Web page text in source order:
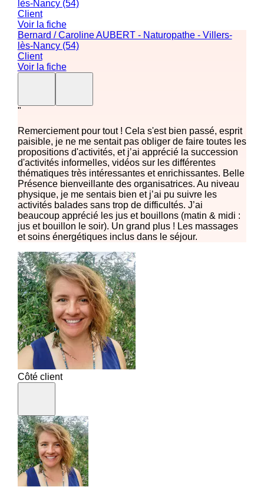
lès-Nancy (54)
Client
Voir la fiche
Bernard / Caroline AUBERT - Naturopathe - Villers-
lès-Nancy (54)
Client
Voir la fiche
"
Remerciement pour tout ! Cela s'est bien passé, esprit
paisible, je ne me sentait pas obliger de faire toutes les
propositions d'activités, et j’ai apprécié la succession
d'activités informelles, vidéos sur les différentes
thématiques très intéressantes et enrichissantes. Belle
Présence bienveillante des organisatrices. Au niveau
physique, je me sentais bien et j’ai pu suivre les
activités balades sans trop de difficultés. J’ai
beaucoup apprécié les jus et bouillons (matin & midi :
jus et bouillon le soir). Un grand plus ! Les massages
et soins énergétiques inclus dans le séjour.
Côté client